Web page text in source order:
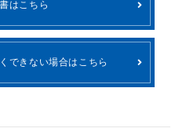
はこちら
できない場合はこちら